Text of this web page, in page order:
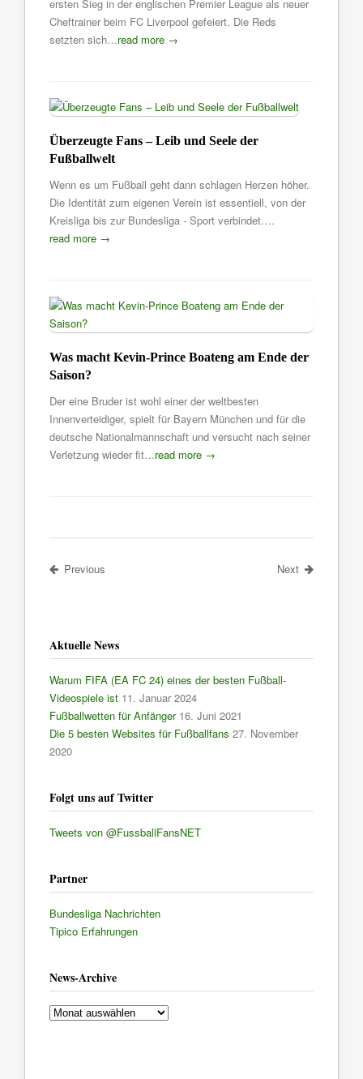
ersten Sieg in der englischen Premier League als neuer
Cheftrainer beim FC Liverpool gefeiert. Die Reds
setzten sich…read more →
Überzeugte Fans – Leib und Seele der
Fußballwelt
Wenn es um Fußball geht dann schlagen Herzen höher.
Die Identität zum eigenen Verein ist essentiell, von der
Kreisliga bis zur Bundesliga - Sport verbindet.…
read more →
Was macht Kevin-Prince Boateng am Ende der
Saison?
Der eine Bruder ist wohl einer der weltbesten
Innenverteidiger, spielt für Bayern München und für die
deutsche Nationalmannschaft und versucht nach seiner
Verletzung wieder fit…read more →
Previous Next
Aktuelle News
Warum FIFA (EA FC 24) eines der besten Fußball-
Videospiele ist 11. Januar 2024
Fußballwetten für Anfänger 16. Juni 2021
Die 5 besten Websites für Fußballfans 27. November
2020
Folgt uns auf Twitter
Tweets von @FussballFansNET
Partner
Bundesliga Nachrichten
Tipico Erfahrungen
News-Archive
News-